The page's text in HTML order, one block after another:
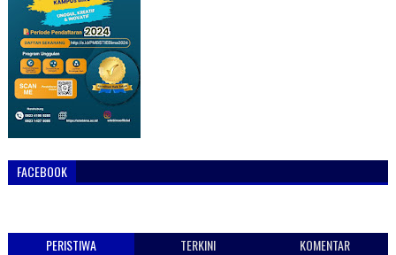
FACEBOOK
PERISTIWA TERKINI KOMENTAR